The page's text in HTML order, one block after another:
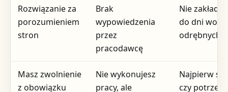
Rozwiązanie za
porozumieniem
stron
Brak
wypowiedzenia
przez
pracodawcę
Nie
do dni
odrębnych
Masz zwolnienie
z obowiązku
Nie wykonujesz
pracy, ale
Najpierw
czy